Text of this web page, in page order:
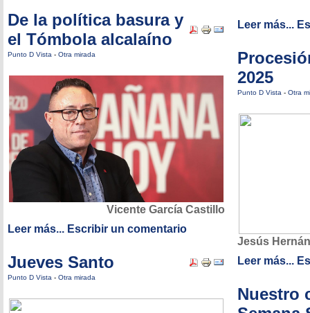
De la política basura y
el Tómbola alcalaíno
Punto D Vista - Otra mirada
Vicente García Castillo
Leer más... Escribir un comentario
Jueves Santo
Punto D Vista - Otra mirada
Leer más...
2025
Punto D Vista - Otra
Jesús
Leer más...
Nuestro